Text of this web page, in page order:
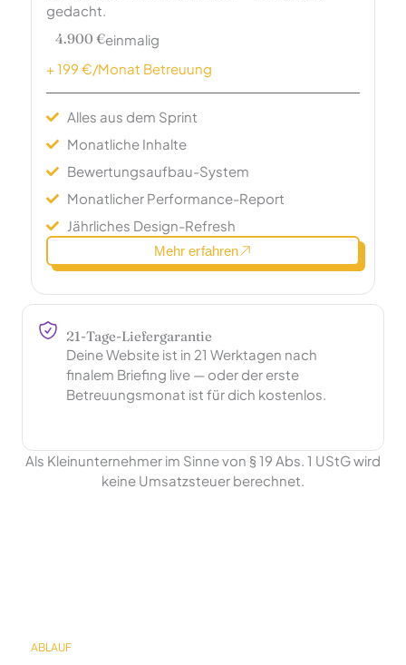
gedacht.
4.900 €einmalig
+ 199 €/Monat Betreuung
Alles aus dem Sprint
Monatliche Inhalte
Bewertungsaufbau-System
Monatlicher Performance-Report
Jährliches Design-Refresh
Mehr erfahren
21-Tage-Liefergarantie
Deine Website ist in 21 Werktagen nach
finalem Briefing live — oder der erste
Betreuungsmonat ist für dich kostenlos.
Als Kleinunternehmer im Sinne von § 19 Abs. 1 UStG wird
keine Umsatzsteuer berechnet.
ABLAUF